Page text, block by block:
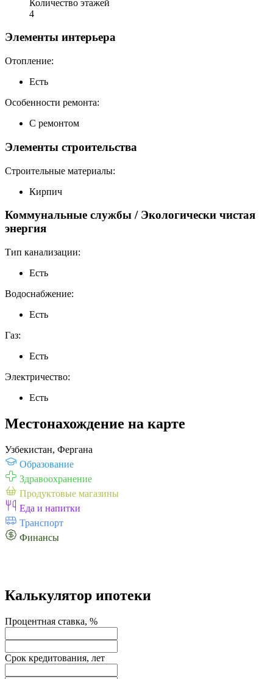
Количество этажей
4
Элементы интерьера
Отопление:
Есть
Особенности ремонта:
С ремонтом
Элементы строительства
Строительные материалы:
Кирпич
Коммунальные службы / Экологически чистая
энергия
Тип канализации:
Eсть
Водоснабжение:
Есть
Газ:
Есть
Электричество:
Есть
Местонахождение на карте
Узбекистан, Фергана
Образование
Здравоохранение
Продуктовые магазины
Еда и напитки
Транспорт
Финансы
Калькулятор ипотеки
Процентная ставка, %
Срок кредитования, лет